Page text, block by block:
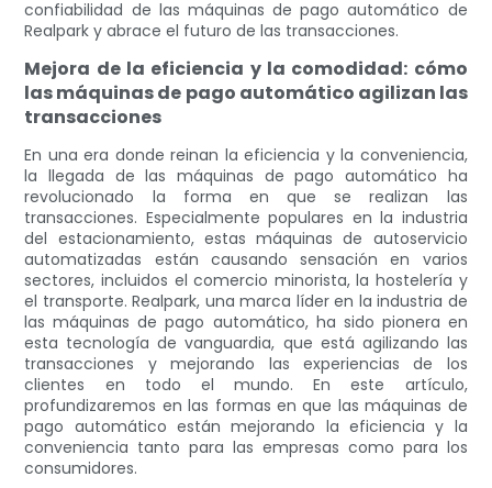
confiabilidad de las máquinas de pago automático de
Realpark y abrace el futuro de las transacciones.
Mejora de la eficiencia y la comodidad: cómo
las máquinas de pago automático agilizan las
transacciones
En una era donde reinan la eficiencia y la conveniencia,
la llegada de las máquinas de pago automático ha
revolucionado la forma en que se realizan las
transacciones. Especialmente populares en la industria
del estacionamiento, estas máquinas de autoservicio
automatizadas están causando sensación en varios
sectores, incluidos el comercio minorista, la hostelería y
el transporte. Realpark, una marca líder en la industria de
las máquinas de pago automático, ha sido pionera en
esta tecnología de vanguardia, que está agilizando las
transacciones y mejorando las experiencias de los
clientes en todo el mundo. En este artículo,
profundizaremos en las formas en que las máquinas de
pago automático están mejorando la eficiencia y la
conveniencia tanto para las empresas como para los
consumidores.